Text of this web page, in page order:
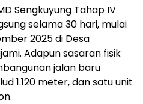
Sengkuyung Tahap IV
selama 30 hari, mulai
2025 di Desa
Adapun sasaran fisik
jalan baru
1.120 meter, dan satu unit